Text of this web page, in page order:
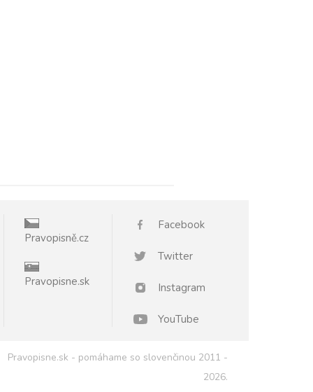
Pravopisně.cz
Pravopisne.sk
Facebook
Twitter
Instagram
YouTube
Pravopisne.sk - pomáhame so slovenčinou 2011 -
2026.